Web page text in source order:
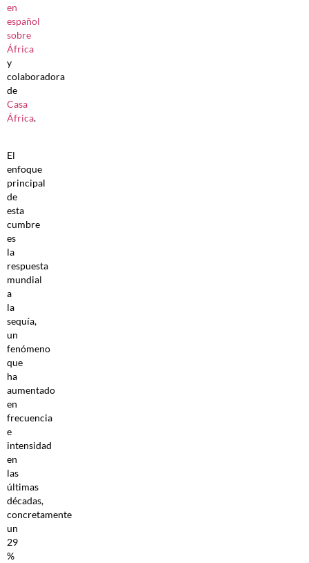
en
español
sobre
África
y
colaboradora
de
Casa
África.
El
enfoque
principal
de
esta
cumbre
es
la
respuesta
mundial
a
la
sequía,
un
fenómeno
que
ha
aumentado
en
frecuencia
e
intensidad
en
las
últimas
décadas,
concretamente
un
29
%